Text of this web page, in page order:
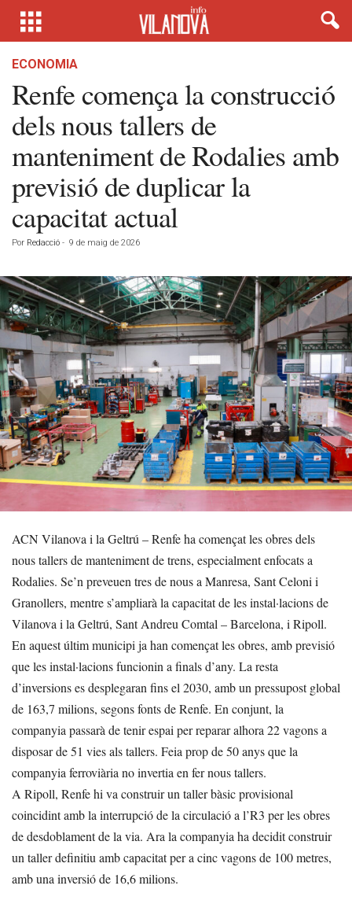
ECONOMIA
Renfe comença la construcció
dels nous tallers de
manteniment de Rodalies amb
previsió de duplicar la
capacitat actual
Por Redacció - 9 de maig de 2026
ACN Vilanova i la Geltrú – Renfe ha començat les obres dels
nous tallers de manteniment de trens, especialment enfocats a
Rodalies. Se’n preveuen tres de nous a Manresa, Sant Celoni i
Granollers, mentre s’ampliarà la capacitat de les instal·lacions de
Vilanova i la Geltrú, Sant Andreu Comtal – Barcelona, i Ripoll.
En aquest últim municipi ja han començat les obres, amb previsió
que les instal·lacions funcionin a finals d’any. La resta
d’inversions es desplegaran fins el 2030, amb un pressupost global
de 163,7 milions, segons fonts de Renfe. En conjunt, la
companyia passarà de tenir espai per reparar alhora 22 vagons a
disposar de 51 vies als tallers. Feia prop de 50 anys que la
companyia ferroviària no invertia en fer nous tallers.
A Ripoll, Renfe hi va construir un taller bàsic provisional
coincidint amb la interrupció de la circulació a l’R3 per les obres
de desdoblament de la via. Ara la companyia ha decidit construir
un taller definitiu amb capacitat per a cinc vagons de 100 metres,
amb una inversió de 16,6 milions.